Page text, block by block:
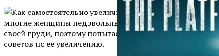
Не секрет, что
многие женщины недовольны маленьким размером
своей груди, поэтому попытаемся дать несколько
советов по ее увеличению.